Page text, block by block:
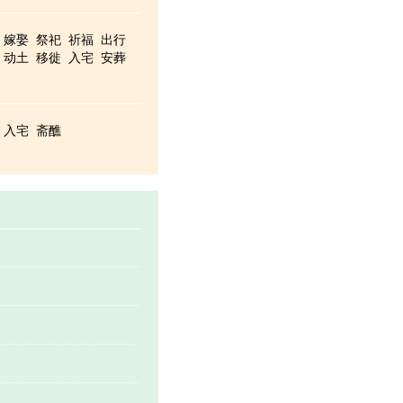
嫁娶 祭祀 祈福 出行
动土 移徙 入宅 安葬
入宅 斋醮